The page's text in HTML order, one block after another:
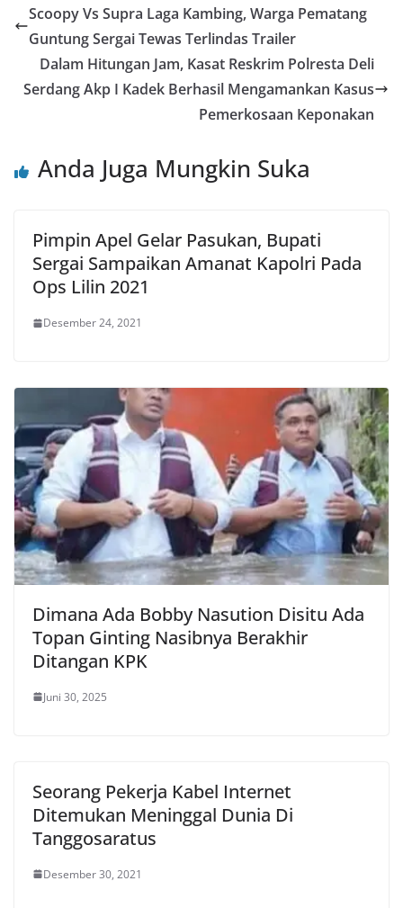
Scoopy Vs Supra Laga Kambing, Warga Pematang
Guntung Sergai Tewas Terlindas Trailer
Dalam Hitungan Jam, Kasat Reskrim Polresta Deli
Serdang Akp I Kadek Berhasil Mengamankan Kasus
Pemerkosaan Keponakan
Anda Juga Mungkin Suka
Pimpin Apel Gelar Pasukan, Bupati
Sergai Sampaikan Amanat Kapolri Pada
Ops Lilin 2021
Desember 24, 2021
Dimana Ada Bobby Nasution Disitu Ada
Topan Ginting Nasibnya Berakhir
Ditangan KPK
Juni 30, 2025
Seorang Pekerja Kabel Internet
Ditemukan Meninggal Dunia Di
Tanggosaratus
Desember 30, 2021